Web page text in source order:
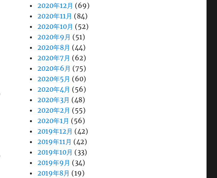
2020年12月 (69)
2020年11月 (84)
2020年10月 (52)
2020年9月 (51)
2020年8月 (44)
2020年7月 (62)
2020年6月 (75)
2020年5月 (60)
2020年4月 (56)
2020年3月 (48)
2020年2月 (55)
2020年1月 (56)
2019年12月 (42)
2019年11月 (42)
2019年10月 (33)
2019年9月 (34)
2019年8月 (19)